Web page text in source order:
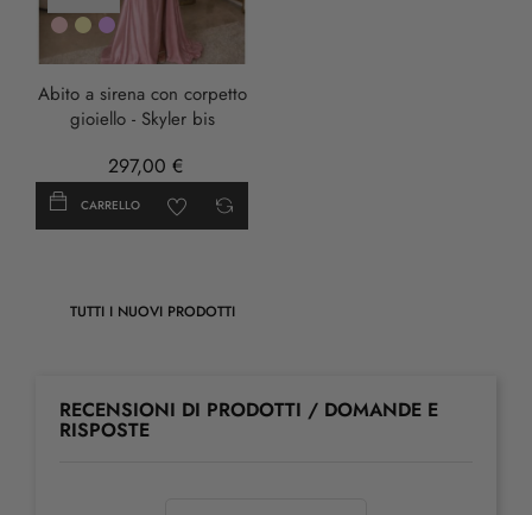
RosaOroLILLA
Abito a sirena con corpetto
gioiello - Skyler bis
297,00 €
CARRELLO
TUTTI I NUOVI PRODOTTI
RECENSIONI DI PRODOTTI / DOMANDE E
RISPOSTE